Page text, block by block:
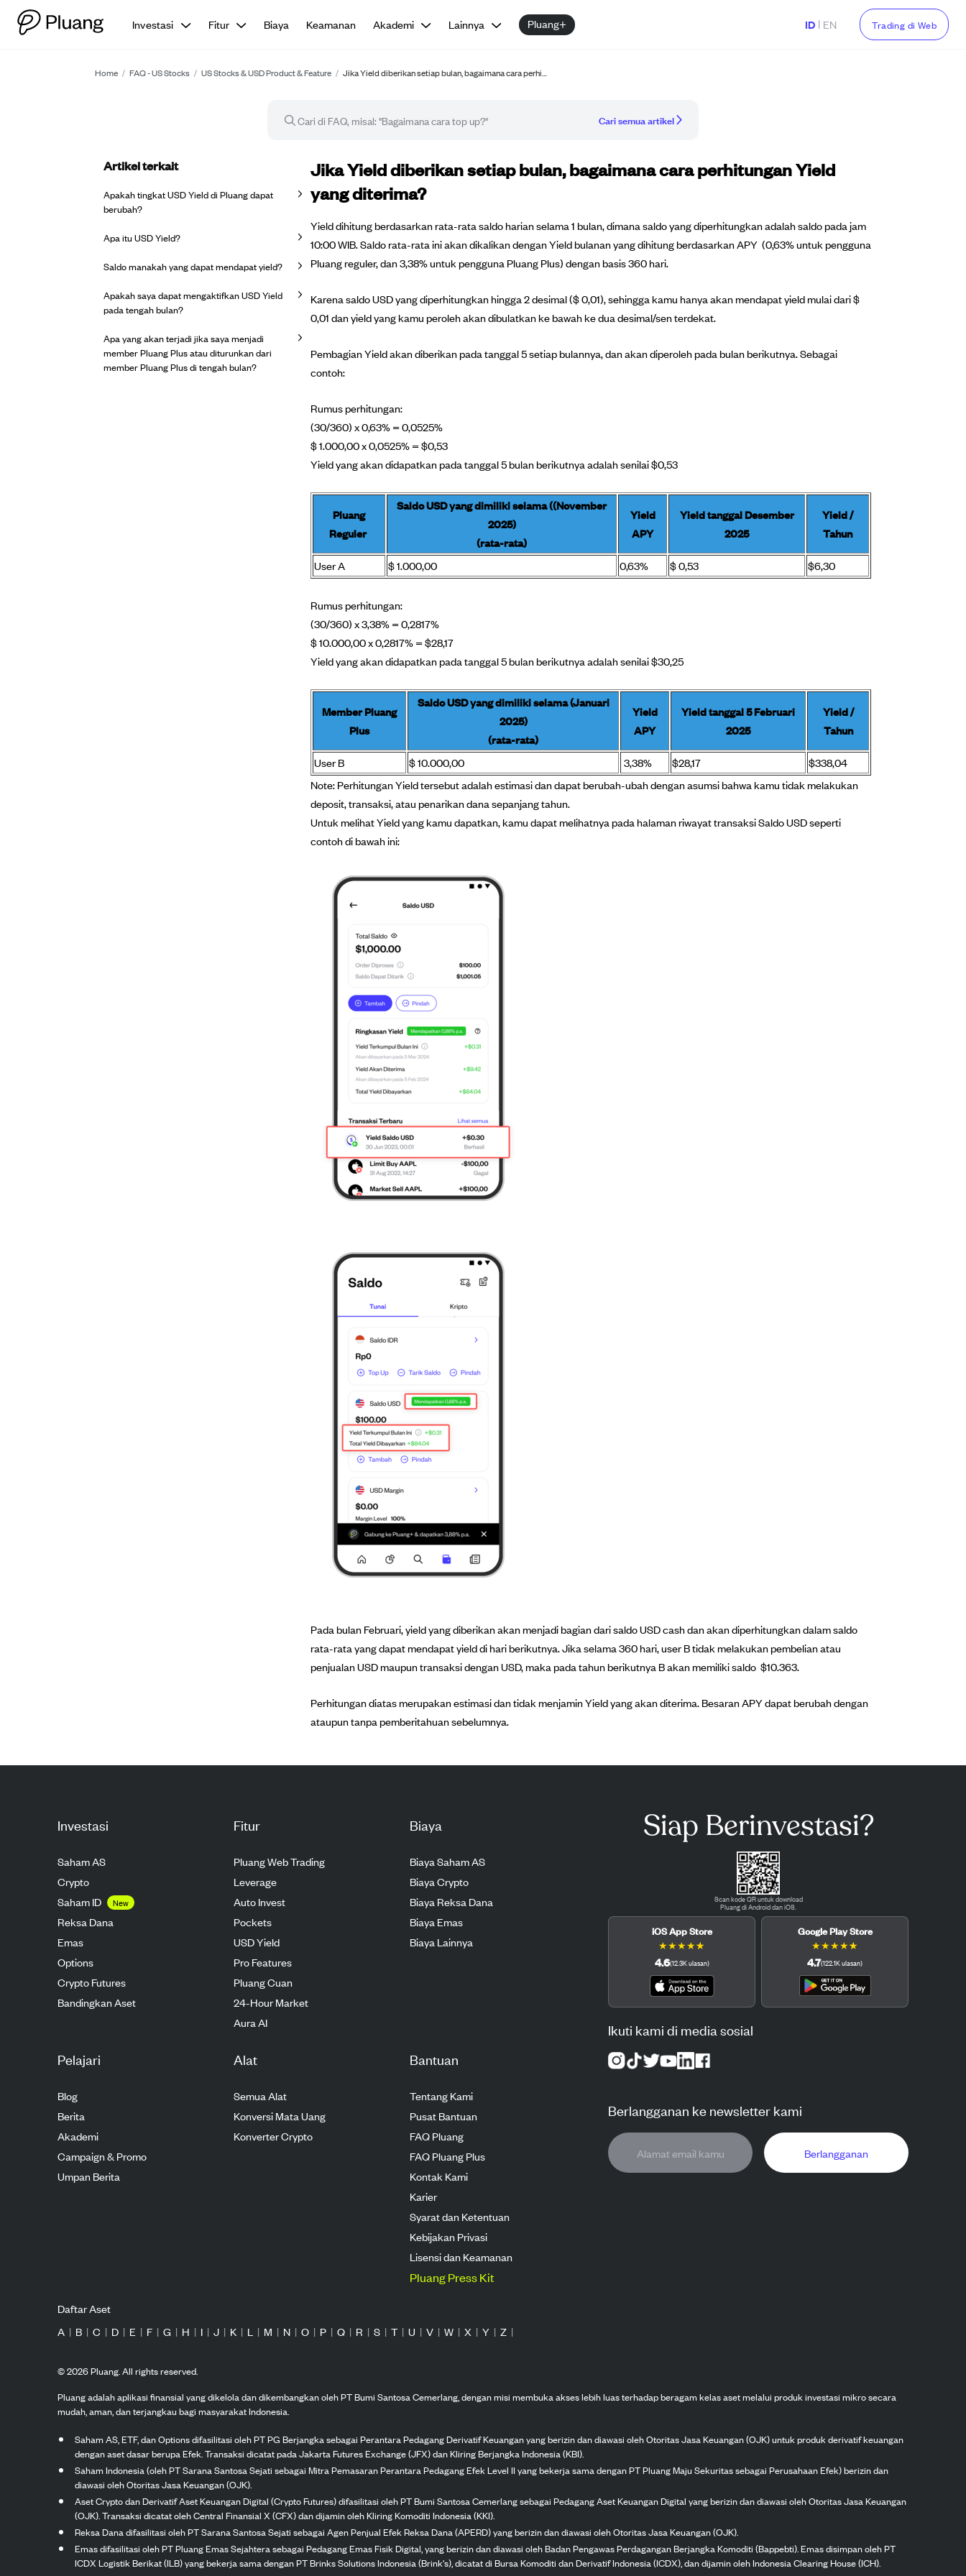
Investasi Fitur Biaya Keamanan Akademi Lainnya Pluang+ ID | EN Trading di Web
Home / FAQ - US Stocks / US Stocks & USD Product & Feature / Jika Yield diberikan setiap bulan, bagaimana cara perhi…
Cari semua artikel
Artikel FAQ
Jika Yield diberikan setiap bulan, bagaimana cara perhitungan Yield
yang diterima?
Yield dihitung berdasarkan rata-rata saldo harian selama 1 bulan, dimana saldo yang diperhitungkan adalah saldo pada jam
10:00 WIB. Saldo rata-rata ini akan dikalikan dengan Yield bulanan yang dihitung berdasarkan APY (0,63% untuk pengguna
Pluang reguler, dan 3,38% untuk pengguna Pluang Plus) dengan basis 360 hari.
Karena saldo USD yang diperhitungkan hingga 2 desimal ($ 0,01), sehingga kamu hanya akan mendapat yield mulai dari $
0,01 dan yield yang kamu peroleh akan dibulatkan ke bawah ke dua desimal/sen terdekat.
Pembagian Yield akan diberikan pada tanggal 5 setiap bulannya, dan akan diperoleh pada bulan berikutnya. Sebagai
contoh:
Rumus perhitungan:
(30/360) x 0,63% = 0,0525%
$ 1.000,00 x 0,0525% = $0,53
Yield yang akan didapatkan pada tanggal 5 bulan berikutnya adalah senilai $0,53
Pluang
Reguler
Saldo USD yang dimiliki selama ((November
2025)
(rata-rata)
Yield
APY
Yield tanggal Desember
2025
Yield /
Tahun
User A $ 1.000,00 0,63% $ 0,53 $6,30
Rumus perhitungan:
(30/360) x 3,38% = 0,2817%
$ 10.000,00 x 0,2817% = $28,17
Yield yang akan didapatkan pada tanggal 5 bulan berikutnya adalah senilai $30,25
Member Pluang
Plus
Saldo USD yang dimiliki selama (Januari
2025)
(rata-rata)
Yield
APY
Yield tanggal 5 Februari
2025
Yield /
Tahun
User B $ 10.000,00 3,38% $28,17
$338,04
Note: Perhitungan Yield tersebut adalah estimasi dan dapat berubah-ubah dengan asumsi bahwa kamu tidak melakukan
deposit, transaksi, atau penarikan dana sepanjang tahun.
Untuk melihat Yield yang kamu dapatkan, kamu dapat melihatnya pada halaman riwayat transaksi Saldo USD seperti
contoh di bawah ini:
Pada bulan Februari, yield yang diberikan akan menjadi bagian dari saldo USD cash dan akan diperhitungkan dalam saldo
rata-rata yang dapat mendapat yield di hari berikutnya. Jika selama 360 hari, user B tidak melakukan pembelian atau
penjualan USD maupun transaksi dengan USD, maka pada tahun berikutnya B akan memiliki saldo $10.363.
Perhitungan diatas merupakan estimasi dan tidak menjamin Yield yang akan diterima. Besaran APY dapat berubah dengan
ataupun tanpa pemberitahuan sebelumnya.
Artikel terkait
Apakah tingkat USD Yield di Pluang dapat
berubah?
Apa itu USD Yield?
Saldo manakah yang dapat mendapat yield?
Apakah saya dapat mengaktifkan USD Yield
pada tengah bulan?
Apa yang akan terjadi jika saya menjadi
member Pluang Plus atau diturunkan dari
member Pluang Plus di tengah bulan?
Investasi
Saham AS
Crypto
Saham ID
New
Reksa Dana
Emas
Options
Crypto Futures
Bandingkan Aset
Fitur
Pluang Web Trading
Leverage
Auto Invest
Pockets
USD Yield
Pro Features
Pluang Cuan
24-Hour Market
Aura AI
Biaya
Biaya Saham AS
Biaya Crypto
Biaya Reksa Dana
Biaya Emas
Biaya Lainnya
Pelajari
Blog
Berita
Akademi
Campaign & Promo
Umpan Berita
Alat
Semua Alat
Konversi Mata Uang
Konverter Crypto
Bantuan
Tentang Kami
Pusat Bantuan
FAQ Pluang
FAQ Pluang Plus
Kontak Kami
Karier
Syarat dan Ketentuan
Kebijakan Privasi
Lisensi dan Keamanan
Pluang Press Kit
Siap Berinvestasi?
Scan kode QR untuk download
Pluang di Android dan iOS.
iOS App Store
★★★★★
4.6(12.3Kulasan)
Google Play Store
★★★★★
4.7(122.1Kulasan)
Ikuti kami di media sosial
Berlangganan ke newsletter kami
Berlangganan
Daftar Aset
A | B | C | D | E | F | G | H | I | J | K | L | M | N | O | P | Q | R | S | T | U | V | W | X | Y | Z |
©2026Pluang. All rights reserved.
Pluang adalah aplikasi finansial yang dikelola dan dikembangkan oleh PT Bumi Santosa Cemerlang, dengan misi membuka akses lebih luas terhadap beragam kelas aset melalui produk investasi mikro secara
mudah, aman, dan terjangkau bagi masyarakat Indonesia.
Saham AS, ETF, dan Options difasilitasi oleh PT PG Berjangka sebagai Perantara Pedagang Derivatif Keuangan yang berizin dan diawasi oleh Otoritas Jasa Keuangan (OJK) untuk produk derivatif keuangan
dengan aset dasar berupa Efek. Transaksi dicatat pada Jakarta Futures Exchange (JFX) dan Kliring Berjangka Indonesia (KBI).
Saham Indonesia (oleh PT Sarana Santosa Sejati sebagai Mitra Pemasaran Perantara Pedagang Efek Level II yang bekerja sama dengan PT Pluang Maju Sekuritas sebagai Perusahaan Efek) berizin dan
diawasi oleh Otoritas Jasa Keuangan (OJK).
Aset Crypto dan Derivatif Aset Keuangan Digital (Crypto Futures) difasilitasi oleh PT Bumi Santosa Cemerlang sebagai Pedagang Aset Keuangan Digital yang berizin dan diawasi oleh Otoritas Jasa Keuangan
(OJK). Transaksi dicatat oleh Central Finansial X (CFX) dan dijamin oleh Kliring Komoditi Indonesia (KKI).
Reksa Dana difasilitasi oleh PT Sarana Santosa Sejati sebagai Agen Penjual Efek Reksa Dana (APERD) yang berizin dan diawasi oleh Otoritas Jasa Keuangan (OJK).
Emas difasilitasi oleh PT Pluang Emas Sejahtera sebagai Pedagang Emas Fisik Digital, yang berizin dan diawasi oleh Badan Pengawas Perdagangan Berjangka Komoditi (Bappebti). Emas disimpan oleh PT
ICDX Logistik Berikat (ILB) yang bekerja sama dengan PT Brinks Solutions Indonesia (Brink's), dicatat di Bursa Komoditi dan Derivatif Indonesia (ICDX), dan dijamin oleh Indonesia Clearing House (ICH).